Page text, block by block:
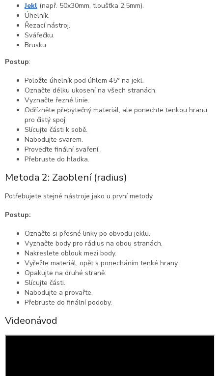
Jekl (např. 50x30mm, tloušťka 2,5mm).
Úhelník.
Řezací nástroj.
Svářečku.
Brusku.
Postup:
Položte úhelník pod úhlem 45° na jekl.
Označte délku ukosení na všech stranách.
Vyznačte řezné linie.
Odřízněte přebytečný materiál, ale ponechte tenkou hranu
pro čistý spoj.
Slícujte části k sobě.
Nabodujte svarem.
Proveďte finální svaření.
Přebruste do hladka.
Metoda 2: Zaoblení (radius)
Potřebujete stejné nástroje jako u první metody.
Postup:
Označte si přesné linky po obvodu jeklu.
Vyznačte body pro rádius na obou stranách.
Nakreslete oblouk mezi body.
Vyřežte materiál, opět s ponecháním tenké hrany.
Opakujte na druhé straně.
Slícujte části.
Nabodujte a provařte.
Přebruste do finální podoby.
Videonávod